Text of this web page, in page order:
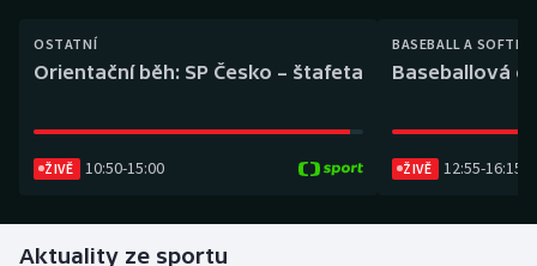
Dostihy
Futsal
OSTATNÍ
Orientační běh: SP Česko – štafeta
ŽIVĚ 10:50-15:00
BASEBALL A
Baseballová
ŽIVĚ 12:55-16:15
Aktuality ze sportu